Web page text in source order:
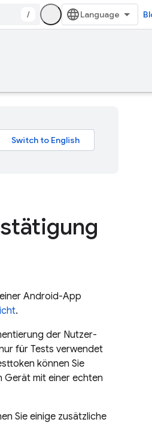
/
Android-App
.
der Nutzer-
für Tests verwendet
können Sie
Gerät mit einer echten
Sie einige zusätzliche